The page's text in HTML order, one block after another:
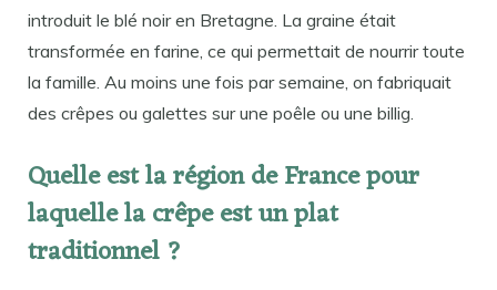
introduit le blé noir en Bretagne. La graine était
transformée en farine, ce qui permettait de nourrir toute
la famille. Au moins une fois par semaine, on fabriquait
des crêpes ou galettes sur une poêle ou une billig.
Quelle est la région de France pour
laquelle la crêpe est un plat
traditionnel ?